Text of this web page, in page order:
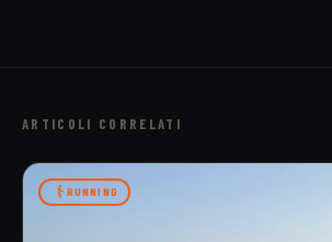
ARTICOLI CORRELATI
RUNNING